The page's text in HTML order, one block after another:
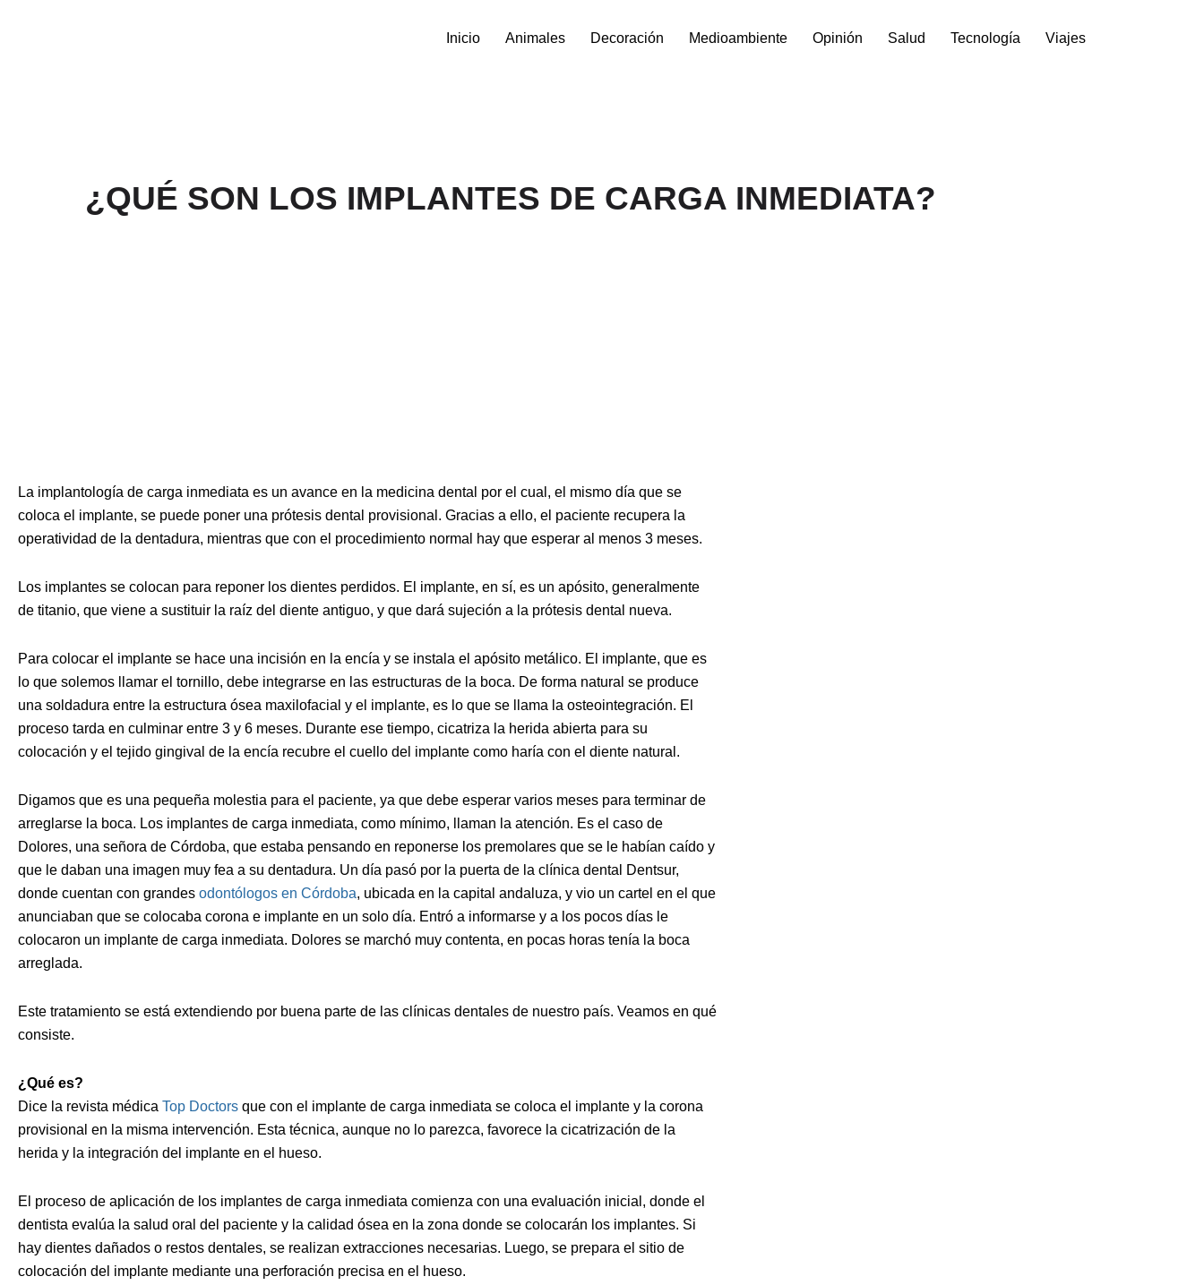
Inicio Animales Decoración Medioambiente Opinión Salud Tecnología Viajes
¿QUÉ SON LOS IMPLANTES DE CARGA INMEDIATA?
La implantología de carga inmediata es un avance en la medicina dental por el cual, el mismo día que se
coloca el implante, se puede poner una prótesis dental provisional. Gracias a ello, el paciente recupera la
operatividad de la dentadura, mientras que con el procedimiento normal hay que esperar al menos 3 meses.
Los implantes se colocan para reponer los dientes perdidos. El implante, en sí, es un apósito, generalmente
de titanio, que viene a sustituir la raíz del diente antiguo, y que dará sujeción a la prótesis dental nueva.
Para colocar el implante se hace una incisión en la encía y se instala el apósito metálico. El implante, que es
lo que solemos llamar el tornillo, debe integrarse en las estructuras de la boca. De forma natural se produce
una soldadura entre la estructura ósea maxilofacial y el implante, es lo que se llama la osteointegración. El
proceso tarda en culminar entre 3 y 6 meses. Durante ese tiempo, cicatriza la herida abierta para su
colocación y el tejido gingival de la encía recubre el cuello del implante como haría con el diente natural.
Digamos que es una pequeña molestia para el paciente, ya que debe esperar varios meses para terminar de
arreglarse la boca. Los implantes de carga inmediata, como mínimo, llaman la atención. Es el caso de
Dolores, una señora de Córdoba, que estaba pensando en reponerse los premolares que se le habían caído y
que le daban una imagen muy fea a su dentadura. Un día pasó por la puerta de la clínica dental Dentsur,
donde cuentan con grandes odontólogos en Córdoba, ubicada en la capital andaluza, y vio un cartel en el que
anunciaban que se colocaba corona e implante en un solo día. Entró a informarse y a los pocos días le
colocaron un implante de carga inmediata. Dolores se marchó muy contenta, en pocas horas tenía la boca
arreglada.
Este tratamiento se está extendiendo por buena parte de las clínicas dentales de nuestro país. Veamos en qué
consiste.
¿Qué es?
Dice la revista médica Top Doctors que con el implante de carga inmediata se coloca el implante y la corona
provisional en la misma intervención. Esta técnica, aunque no lo parezca, favorece la cicatrización de la
herida y la integración del implante en el hueso.
El proceso de aplicación de los implantes de carga inmediata comienza con una evaluación inicial, donde el
dentista evalúa la salud oral del paciente y la calidad ósea en la zona donde se colocarán los implantes. Si
hay dientes dañados o restos dentales, se realizan extracciones necesarias. Luego, se prepara el sitio de
colocación del implante mediante una perforación precisa en el hueso.